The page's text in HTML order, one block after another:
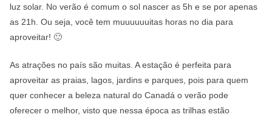
luz solar. No verão é comum o sol nascer as 5h e se por apenas
as 21h. Ou seja, você tem muuuuuuitas horas no dia para
aproveitar! 🙂
As atrações no país são muitas. A estação é perfeita para
aproveitar as praias, lagos, jardins e parques, pois para quem
quer conhecer a beleza natural do Canadá o verão pode
oferecer o melhor, visto que nessa época as trilhas estão